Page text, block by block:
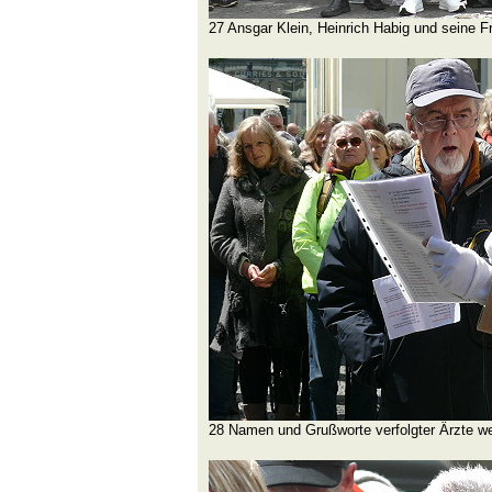
27 Ansgar Klein, Heinrich Habig und seine
28 Namen und Grußworte verfolgter Ärzte